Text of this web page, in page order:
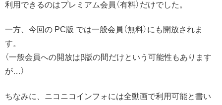
利用できるのはプレミアム会員（有料）だけでした。
一方、今回の PC版 では一般会員（無料）にも開放されま
す。
（一般会員への開放はβ版の間だけという可能性もあります
が…）
ちなみに、ニコニコインフォには全動画で利用可能と書い